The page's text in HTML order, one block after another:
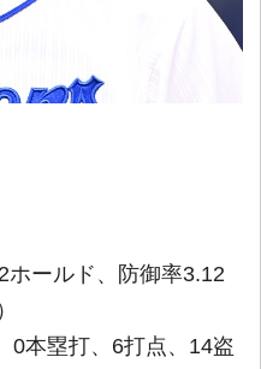
ールド、防御率3.12
本塁打、6打点、14盗